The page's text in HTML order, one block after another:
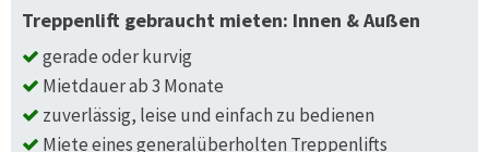
Treppenlift gebraucht mieten: Innen & Außen
gerade oder kurvig
Mietdauer ab 3 Monate
zuverlässig, leise und einfach zu bedienen
Miete eines generalüberholten Treppenlifts